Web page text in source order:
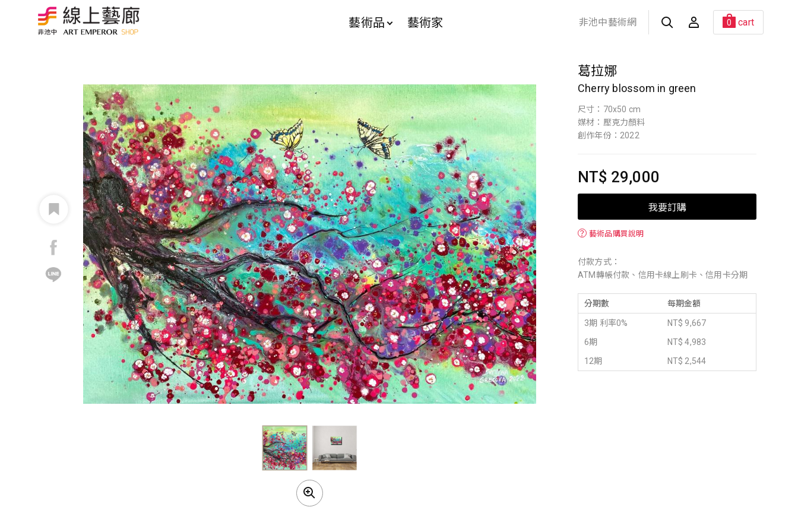
藝術品 藝術家 非池中藝術網 0 cart
葛拉娜
Cherry blossom in green
尺寸：70x50 cm
媒材：壓克力顏料
創作年份：2022
NT$ 29,000
我要訂購
？ 藝術品購買說明
付款方式：
ATM轉帳付款、信用卡線上刷卡、信用卡分期
分期數 每期金額
3期 利率0%
NT$ 9,667
6期
NT$ 4,983
12期
NT$ 2,544